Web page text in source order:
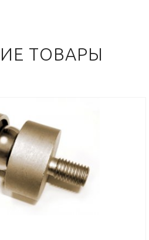
ТОВАРЫ